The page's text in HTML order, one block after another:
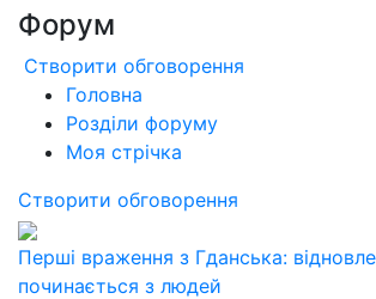
Форум
Створити обговорення
Головна
Розділи форуму
Моя стрічка
Створити обговорення
Перші враження з Гданська:
починається з людей